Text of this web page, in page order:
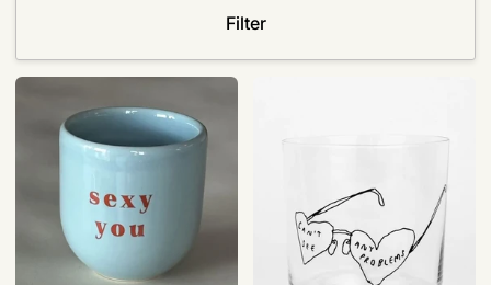
Filter
Keramik
Becher
Spruch
yahya
studio